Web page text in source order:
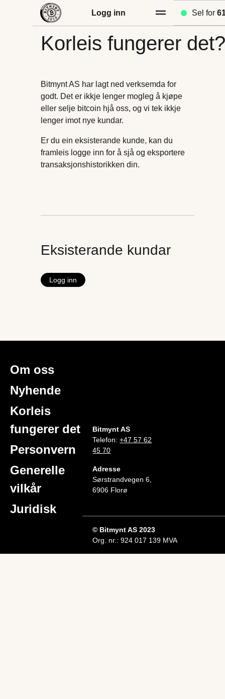
Sel for
Logg inn
Korleis fungerer det?
Bitmynt AS har lagt ned verksemda for
godt. Det er ikkje lenger mogleg å kjøpe
eller selje bitcoin hjå oss, og vi tek ikkje
lenger imot nye kundar.
Er du ein eksisterande kunde, kan du
framleis logge inn for å sjå og eksportere
transaksjonshistorikken din.
Eksisterande kundar
Logg inn
Om oss
Nyhende
Korleis
fungerer det
Personvern
Generelle
vilkår
Juridisk
Bitmynt AS
Telefon:+47 57 62
45 70
Adresse
Sørstrandvegen 6,
6906 Florø
© Bitmynt AS 2023
Org. nr.: 924 017 139 MVA